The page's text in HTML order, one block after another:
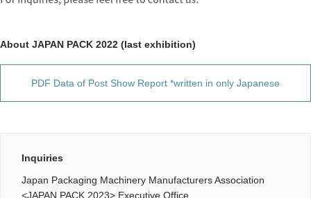
About JAPAN PACK 2022 (last exhibition)
PDF Data of Post Show Report *written in only Japanese
Inquiries
Japan Packaging Machinery Manufacturers Association
<JAPAN PACK 2023> Executive Office